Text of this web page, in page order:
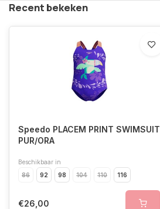
Recent bekeken
Speedo PLACEM PRINT SWIMSUIT
PUR/ORA
Beschikbaar in
86
92 98 104 110 116
€26,00